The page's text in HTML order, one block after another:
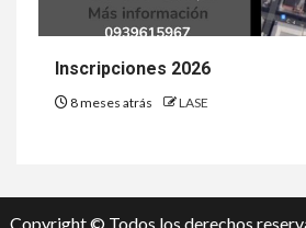
Inscripciones 2026
8 meses atrás LASE
Copyright © Todos los derechos